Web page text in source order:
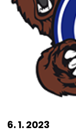
6. 1. 2023